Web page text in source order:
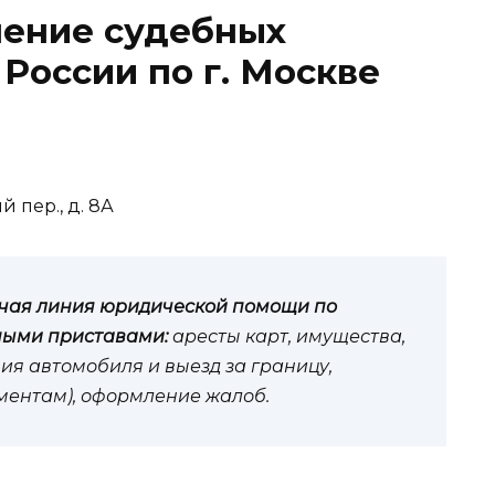
судебных
по г. Москве
пер., д. 8А
линия юридической помощи по
приставами:аресты карт, имущества,
автомобиля и выезд за границу,
оформление жалоб.